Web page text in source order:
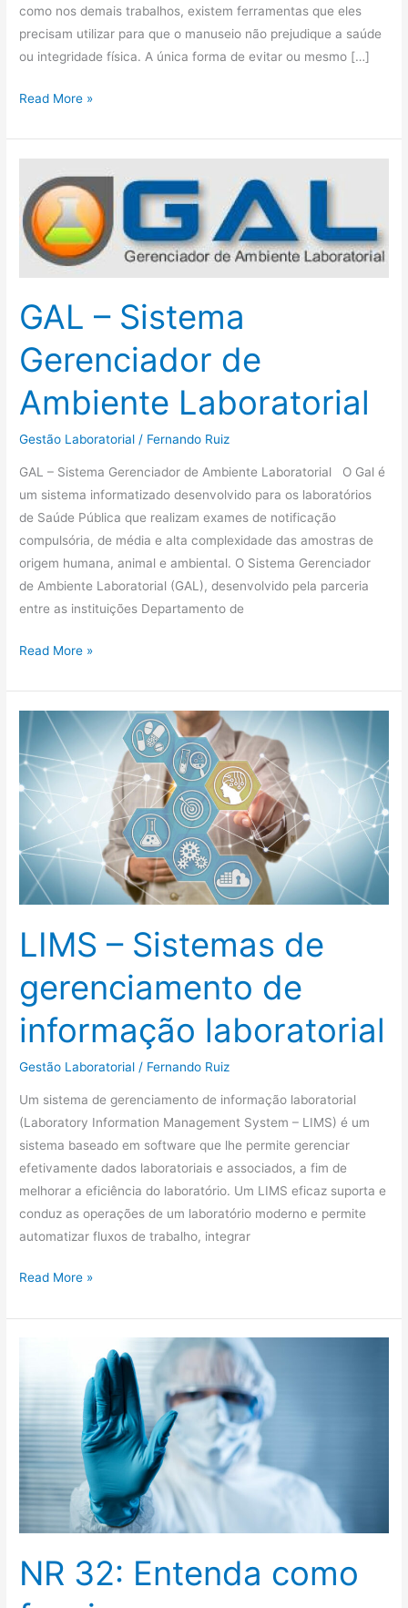
como nos demais trabalhos, existem ferramentas que eles
precisam utilizar para que o manuseio não prejudique a saúde
ou integridade física. A única forma de evitar ou mesmo […]
Read More »
GAL – Sistema
Gerenciador de
Ambiente Laboratorial
Gestão Laboratorial / Fernando Ruiz
GAL – Sistema Gerenciador de Ambiente Laboratorial O Gal é
um sistema informatizado desenvolvido para os laboratórios
de Saúde Pública que realizam exames de notificação
compulsória, de média e alta complexidade das amostras de
origem humana, animal e ambiental. O Sistema Gerenciador
de Ambiente Laboratorial (GAL), desenvolvido pela parceria
entre as instituições Departamento de
Sistema
Gerenciador
Ambiente
Laboratorial
Read More »
LIMS – Sistemas de
gerenciamento de
informação laboratorial
Gestão Laboratorial / Fernando Ruiz
Um sistema de gerenciamento de informação laboratorial
(Laboratory Information Management System – LIMS) é um
sistema baseado em software que lhe permite gerenciar
efetivamente dados laboratoriais e associados, a fim de
melhorar a eficiência do laboratório. Um LIMS eficaz suporta e
conduz as operações de um laboratório moderno e permite
automatizar fluxos de trabalho, integrar
LIMS
Sistemas
de
gerenciamento
de
informação
laboratorial
Read More »
NR 32: Entenda como
como
funciona